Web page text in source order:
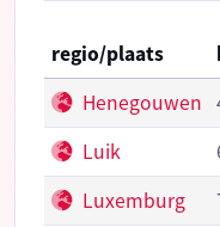
regio/plaats
Henegouwen
Luik
Luxemburg